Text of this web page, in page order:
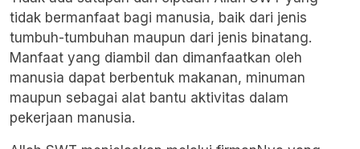
tidak bermanfaat bagi manusia, baik dari jenis
tumbuh-tumbuhan maupun dari jenis binatang.
Manfaat yang diambil dan dimanfaatkan oleh
manusia dapat berbentuk makanan, minuman
maupun sebagai alat bantu aktivitas dalam
pekerjaan manusia.